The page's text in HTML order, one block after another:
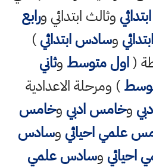
وثالث ابتدائي ورابع
وسادس ابتدائي)
(اول متوسط وثاني
) ومرحلة الاعدادية
وخامس ادبي وخامس
علمي احيائي وسادس
وسادس علمي